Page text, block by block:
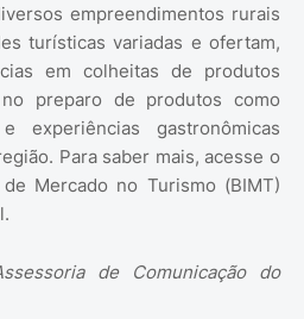
empreendimentos rurais
turísticas variadas e ofertam,
em colheitas de produtos
preparo de produtos como
experiências gastronômicas
Para saber mais, acesse o
Mercado no Turismo (BIMT)
de Comunicação do